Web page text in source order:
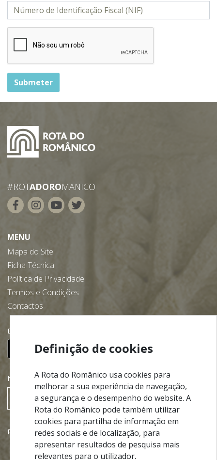
Submeter
#ROTADOROMANICO
MENU
Mapa do Site
Ficha Técnica
Política de Privacidade
Termos e Condições
Contactos
Descarregue gratuitamente a nossa app:
NEWSLETTER
SUBSCREVER
Parcerias
Definição de cookies
A Rota do Românico usa cookies para
melhorar a sua experiência de navegação,
a segurança e o desempenho do website. A
Rota do Românico pode também utilizar
cookies para partilha de informação em
redes sociais e de localização, para
apresentar resultados de pesquisa mais
relevantes para o utilizador.